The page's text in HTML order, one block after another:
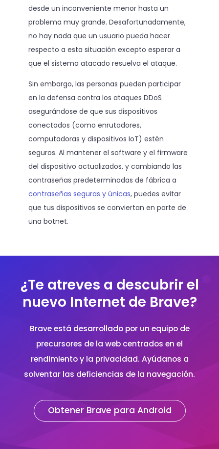
desde un inconveniente menor hasta un
problema muy grande. Desafortunadamente,
no hay nada que un usuario pueda hacer
respecto a esta situación excepto esperar a
que el sistema atacado resuelva el ataque.
Sin embargo, las personas pueden participar
en la defensa contra los ataques DDoS
asegurándose de que sus dispositivos
conectados (como enrutadores,
computadoras y dispositivos IoT) estén
seguros. Al mantener el software y el firmware
del dispositivo actualizados, y cambiando las
contraseñas predeterminadas de fábrica a
contraseñas seguras y únicas, puedes evitar
que tus dispositivos se conviertan en parte de
una botnet.
¿Te atreves a descubrir el
nuevo Internet de Brave?
Brave está desarrollado por un equipo de
precursores de la web centrados en el
rendimiento y la privacidad. Ayúdanos a
solventar las deficiencias de la navegación.
Obtener Brave para Android